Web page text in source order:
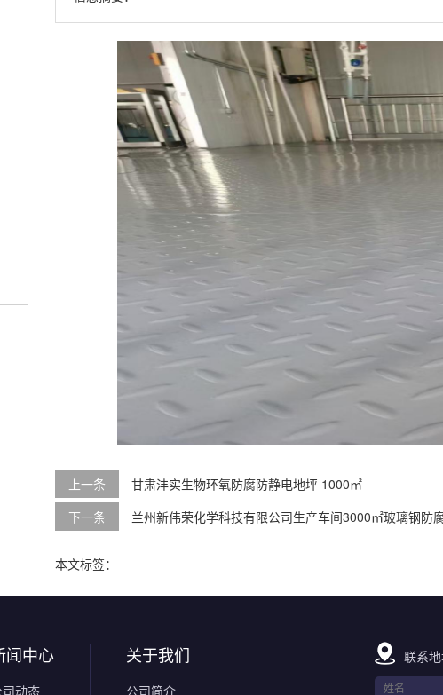
上一条
甘肃沣实生物环氧防腐防静电地坪 1000㎡
下一条
兰州新伟荣化学科技有限公司生产车间3000㎡玻璃钢防
本文标签：
闻中心
司动态
关于我们
公司简介
联系